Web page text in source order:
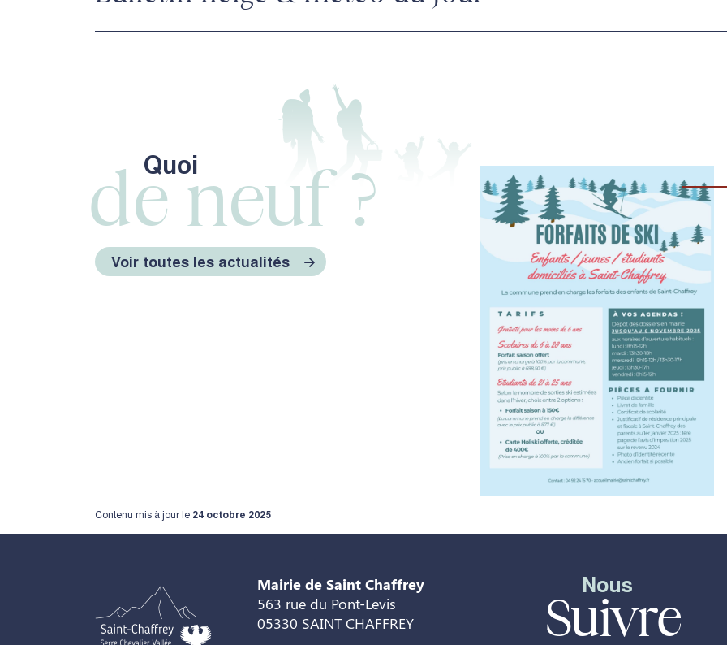
Quoi
de neuf ?
Voir toutes les actualités
Contenu mis à jour le 24 octobre 2025
Mairie de Saint Chaffrey
563 rue du Pont-Levis
05330 SAINT CHAFFREY
Nous
Suivre